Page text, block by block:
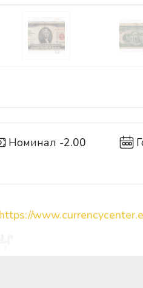
Номинал -2.00
https://